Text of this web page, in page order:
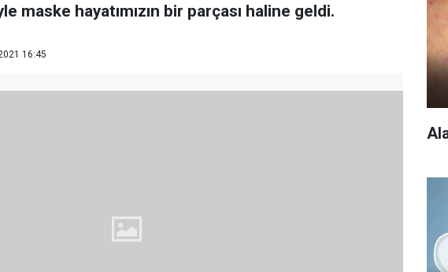
maske hayatımızın bir parçası haline geldi.
16:45